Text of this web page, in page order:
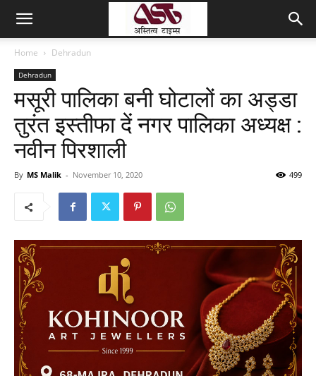
Home Dehradun
Dehradun
मसूरी पालिका बनी घोटालों का अड्डा
तुरंत इस्तीफा दें नगर पालिका अध्यक्ष :
नवीन पिरशाली
By MS Malik - November 10, 2020 499